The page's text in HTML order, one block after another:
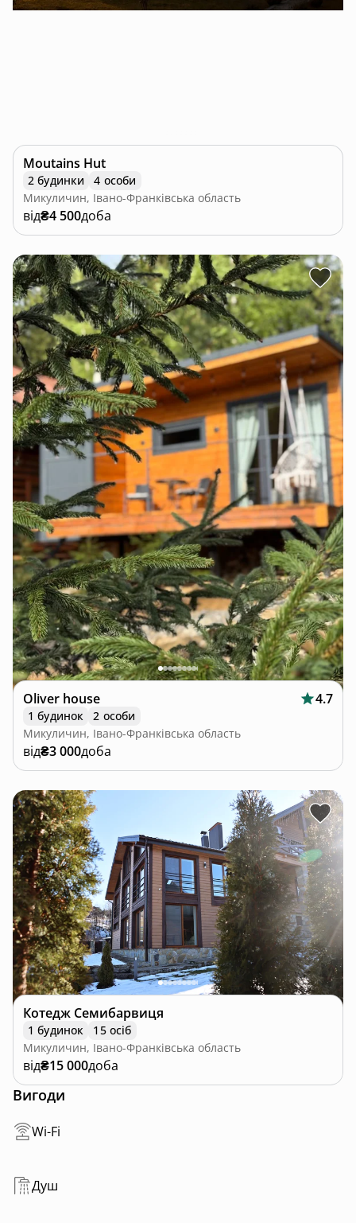
Moutains Hut
2 будинки
4 особи
Микуличин, Івано-Франківська область
від₴4 500доба
Oliver house 4.7
1 будинок
2 особи
Микуличин, Івано-Франківська область
від₴3 000доба
Котедж Семибарвиця
1 будинок
15 осіб
Микуличин, Івано-Франківська область
від₴15 000доба
Вигоди
Wi-Fi
Душ